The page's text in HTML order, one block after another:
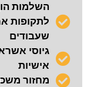
השלמות
לתקופות
שעבודים
גיוסי
אישיות
מחזור